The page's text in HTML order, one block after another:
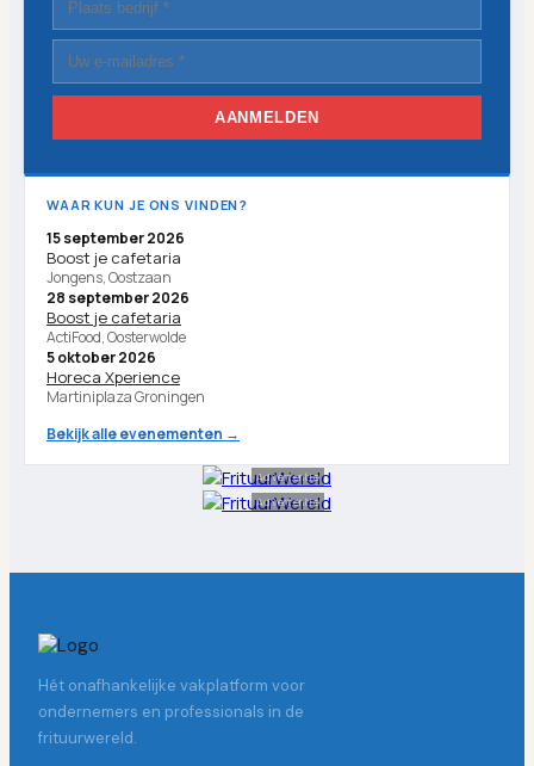
AANMELDEN
WAAR KUN JE ONS VINDEN?
15 september 2026
Boost je cafetaria
Jongens, Oostzaan
28 september 2026
Boost je cafetaria
ActiFood, Oosterwolde
5 oktober 2026
Horeca Xperience
Martiniplaza Groningen
Bekijk alle evenementen →
Advertentie
Advertentie
Hét onafhankelijke vakplatform voor
ondernemers en professionals in de
frituurwereld.